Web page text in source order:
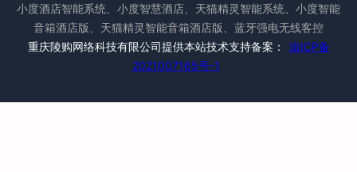
小度酒店智能系统、小度智慧酒店、天猫精灵智能系统、小度智能
音箱酒店版、天猫精灵智能音箱酒店版、蓝牙强电无线客控
重庆陵购网络科技有限公司提供本站技术支持备案：
渝ICP备
2021007165号-1